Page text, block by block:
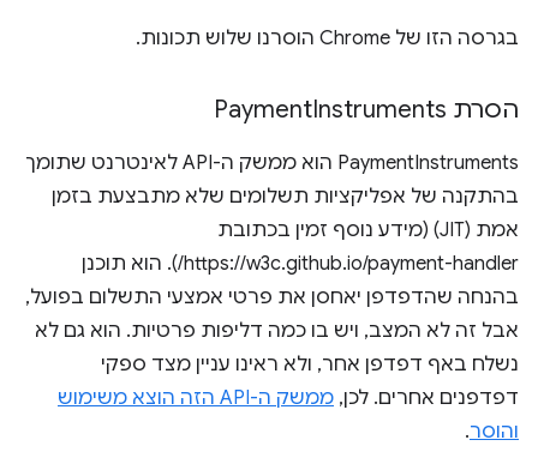
בגרסה הזו של Chrome הוסרנו שלוש תכונות.
הסרת Payment Instruments
PaymentInstruments הוא ממשק ה-API לאינטרנט שתומך
בהתקנה של אפליקציות תשלומים שלא מתבצעת בזמן
אמת (JIT) (מידע נוסף זמין בכתובת
https://w3c.github.io/payment-handler/). הוא תוכנן
בהנחה שהדפדפן יאחסן את פרטי אמצעי התשלום בפועל,
אבל זה לא המצב, ויש בו כמה דליפות פרטיות. הוא גם לא
נשלח באף דפדפן אחר, ולא ראינו עניין מצד ספקי
דפדפנים אחרים. לכן,
ממשק ה-API הזה הוצא משימוש
והוסר.